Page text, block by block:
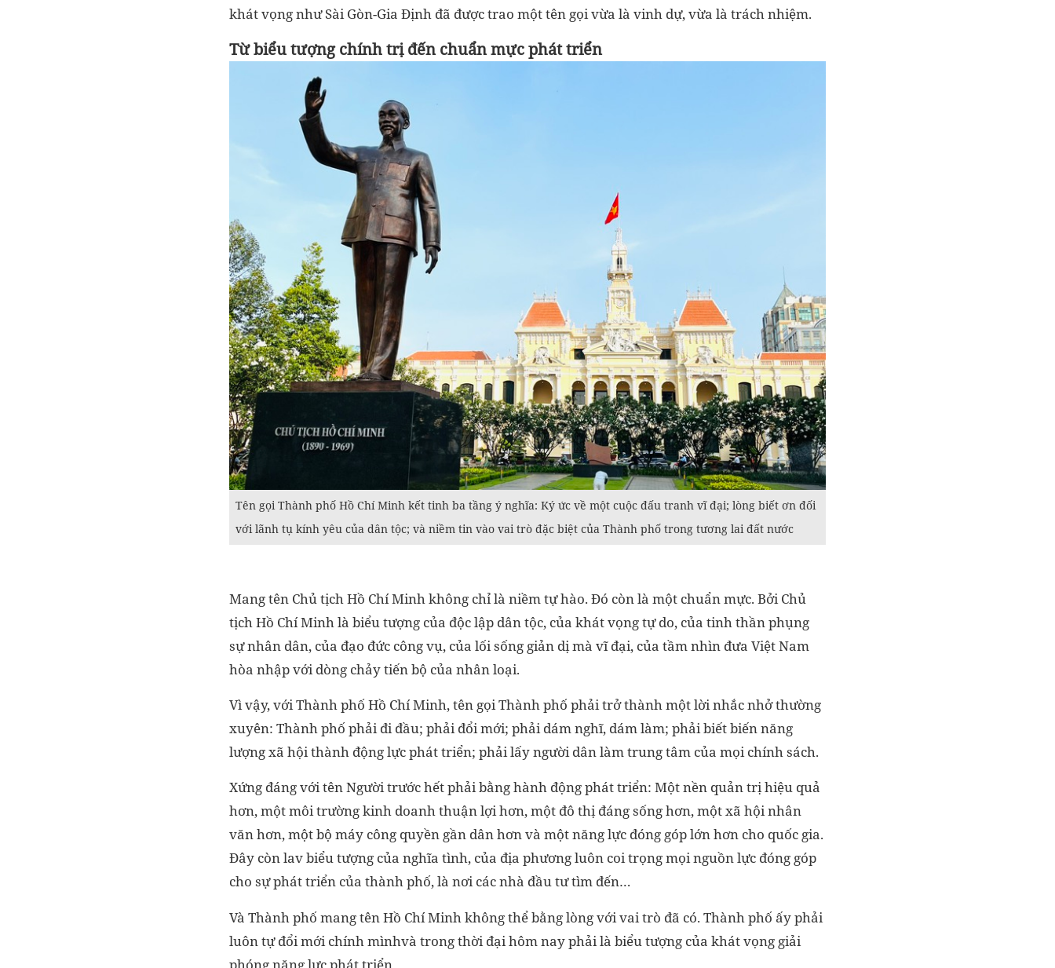
khát vọng như Sài Gòn-Gia Định đã được trao một tên gọi vừa là vinh dự, vừa là trách nhiệm.
Từ biểu tượng chính trị đến chuẩn mực phát triển
Tên gọi Thành phố Hồ Chí Minh kết tinh ba tầng ý nghĩa: Ký ức về một cuộc đấu tranh vĩ đại; lòng biết ơn đối
với lãnh tụ kính yêu của dân tộc; và niềm tin vào vai trò đặc biệt của Thành phố trong tương lai đất nước
Mang tên Chủ tịch Hồ Chí Minh không chỉ là niềm tự hào. Đó còn là một chuẩn mực. Bởi Chủ
tịch Hồ Chí Minh là biểu tượng của độc lập dân tộc, của khát vọng tự do, của tinh thần phụng
sự nhân dân, của đạo đức công vụ, của lối sống giản dị mà vĩ đại, của tầm nhìn đưa Việt Nam
hòa nhập với dòng chảy tiến bộ của nhân loại.
Vì vậy, với Thành phố Hồ Chí Minh, tên gọi Thành phố phải trở thành một lời nhắc nhở thường
xuyên: Thành phố phải đi đầu; phải đổi mới; phải dám nghĩ, dám làm; phải biết biến năng
lượng xã hội thành động lực phát triển; phải lấy người dân làm trung tâm của mọi chính sách.
Xứng đáng với tên Người trước hết phải bằng hành động phát triển: Một nền quản trị hiệu quả
hơn, một môi trường kinh doanh thuận lợi hơn, một đô thị đáng sống hơn, một xã hội nhân
văn hơn, một bộ máy công quyền gần dân hơn và một năng lực đóng góp lớn hơn cho quốc gia.
Đây còn lav biểu tượng của nghĩa tình, của địa phương luôn coi trọng mọi nguồn lực đóng góp
cho sự phát triển của thành phố, là nơi các nhà đầu tư tìm đến…
Và Thành phố mang tên Hồ Chí Minh không thể bằng lòng với vai trò đã có. Thành phố ấy phải
luôn tự đổi mới chính mìnhvà trong thời đại hôm nay phải là biểu tượng của khát vọng giải
phóng năng lực phát triển.